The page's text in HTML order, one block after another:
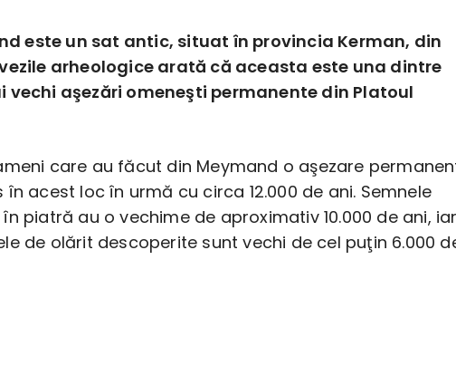
este un sat antic, situat în provincia Kerman, din
arheologice arată că aceasta este una dintre
vechi aşezări omeneşti permanente din Platoul
care au făcut din Meymand o aşezare
în acest loc în urmă cu circa 12.000 de ani. Semnele
piatră au o vechime de aproximativ 10.000 de ani, iar
de olărit descoperite sunt vechi de cel puţin 6.000